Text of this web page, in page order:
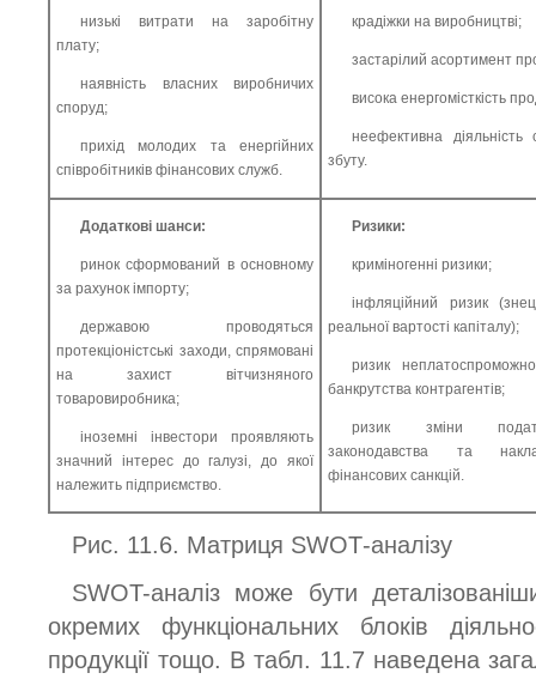
низькі витрати на заробітну
плату;
наявність власних виробничих
споруд;
прихід молодих та енергійних
співробітників фінансових служб.
крадіжки на виробництві;
застарілий асортимент
висока енергомісткість
неефективна діяльність
збуту.
Додаткові шанси:
ринок сформований в основному
за рахунок імпорту;
державою проводяться
протекціоніст­ські заходи, спрямовані
на захист вітчизняного
товаровиробника;
іноземні інвестори проявляють
значний інтерес до галузі, до якої
належить підприємство.
Ризики:
криміногенні ризики;
інфляційний ризик
реальної вартості капіталу);
ризик
банкрутства контрагентів;
ризик зміни
законодавства та
фінансових санкцій.
Рис. 11.6. Матриця SWОТ-аналізу
SWOT-аналіз може бути
окремих функціональних блоків
продукції тощо. В табл. 11.7 наведена